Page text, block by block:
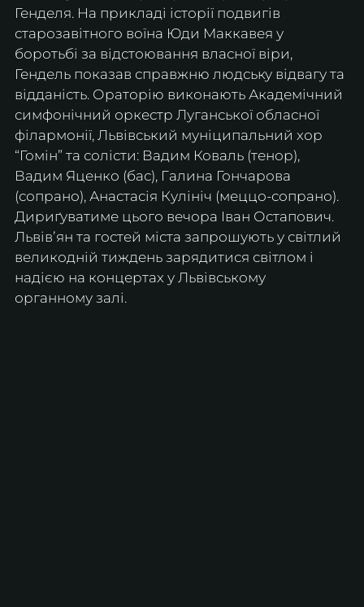
Генделя. На прикладі історії подвигів
старозавітного воїна Юди Маккавея у
боротьбі за відстоювання власної віри,
Гендель показав справжню людську відвагу та
відданість. Ораторію виконають Академічний
симфонічний оркестр Луганської обласної
філармонії, Львівський муніципальний хор
“Гомін” та солісти: Вадим Коваль (тенор),
Вадим Яценко (бас), Галина Гончарова
(сопрано), Анастасія Кулініч (меццо-сопрано).
Дириґуватиме цього вечора Іван Остапович.
Львівʼян та гостей міста запрошують у світлий
великодній тиждень зарядитися світлом і
надією на концертах у Львівському
органному залі.